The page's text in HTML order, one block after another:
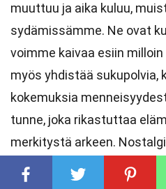
muuttuu ja aika kuluu,
sydämissämme. Ne ovat
voimme kaivaa esiin
myös yhdistää sukupolvia,
kokemuksia
tunne, joka rikastuttaa
merkitystä arkeen.
menneisyyden ja